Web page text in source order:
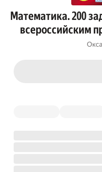
Математика. 200
всероссийским